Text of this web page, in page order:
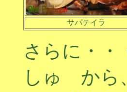
サパテイラ
さらに・・
しゅ から